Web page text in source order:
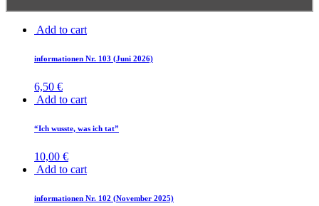
Wegweiser(4) Weitere Publikationen
Zeitschrift "informationen"
Add to cart
in­for­ma­tio­nen Nr. 103 (Ju­ni 2026)
6,50 €
Add to cart
“Ich wuss­te, was ich tat”
10,00 €
Add to cart
in­for­ma­tio­nen Nr. 102 (No­vem­ber 2025)